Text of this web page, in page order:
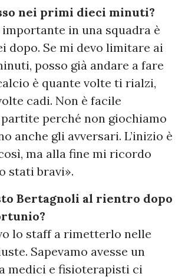
nei primi dieci minuti?
in una squadra è
dopo. Se mi devo limitare ai
posso già andare a fare
è quante volte ti rialzi,
cadi. Non è facile
perché non giochiamo
anche gli avversari. L’inizio è
ma alla fine mi ricordo
stati bravi».
Bertagnoli al rientro dopo
lo staff a rimetterlo nelle
Sapevamo avesse un
medici e fisioterapisti ci